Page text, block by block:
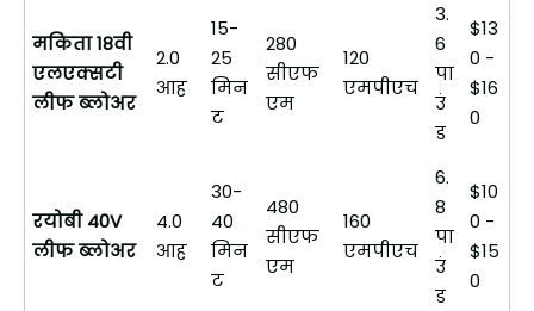
मकिता 18वी
एलएक्सटी
लीफ ब्लोअर
2.0
आह
15-
25
मिन
ट
280
सीएफ
एम
120
एमपीएच
3.
6
पा
उं
ड
$13
0 -
$16
0
रयोबी 40V
लीफ ब्लोअर
4.0
आह
30-
40
मिन
ट
480
सीएफ
एम
160
एमपीएच
6.
8
पा
उं
ड
$10
0 -
$15
0